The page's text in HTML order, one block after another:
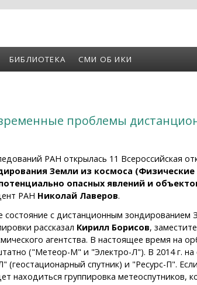
БИБЛИОТЕКА СМИ ОБ ИКИ
проблемы
РАН открылась 11 Всероссийская
Земли из космоса
опасных явлений и
РАН Николай Лаверов.
состояние с дистанционным
рассказал Кирилл Борисов,
агентства. В настоящее время на
("Метеор-М" и "Электро-Л"). В 2014 г.
спутник) и "Ресурс-П".
находиться группировка метеоспутников,